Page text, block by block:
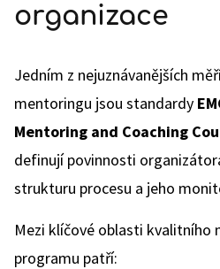
organizace
Jedním z nejuznávanějších
mentoringu jsou standardy
Mentoring and Coaching
definují povinnosti
strukturu procesu a jeho
Mezi klíčové oblasti kvalitního
programu patří: